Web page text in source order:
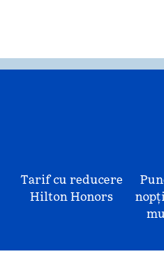
Tarif cu reducere
Hilton Honors